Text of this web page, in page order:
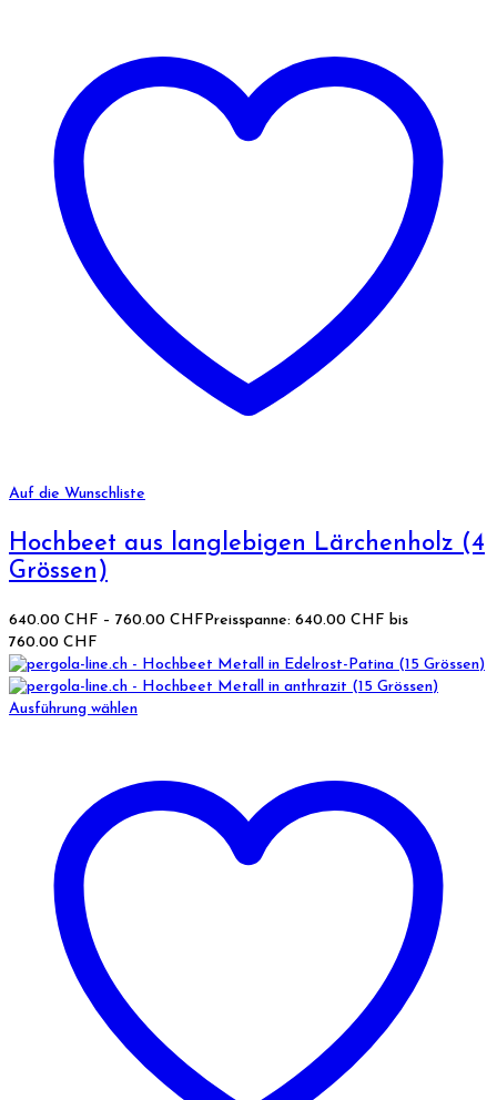
Auf die Wunschliste
Hochbeet aus langlebigen Lärchenholz (4
Grössen)
640.00 CHF – 760.00 CHF Preisspanne: 640.00 CHF bis
760.00 CHF
Ausführung wählen